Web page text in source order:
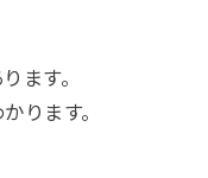
ます。
ります。